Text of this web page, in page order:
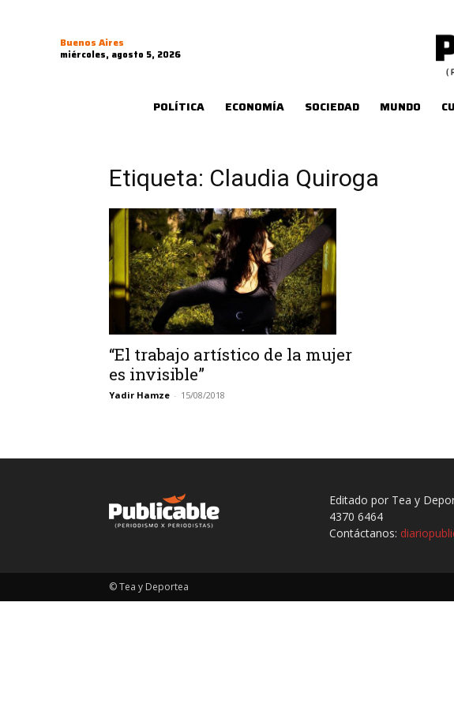
Buenos Aires
miércoles, agosto 5, 2026
POLÍTICA ECONOMÍA SOCIEDAD MUNDO
Etiqueta: Claudia Quiroga
“El trabajo artístico de la mujer
es invisible”
Yadir Hamze - 15/08/2018
Editado por Tea y
4370 6464
Contáctanos:
© Tea y Deportea